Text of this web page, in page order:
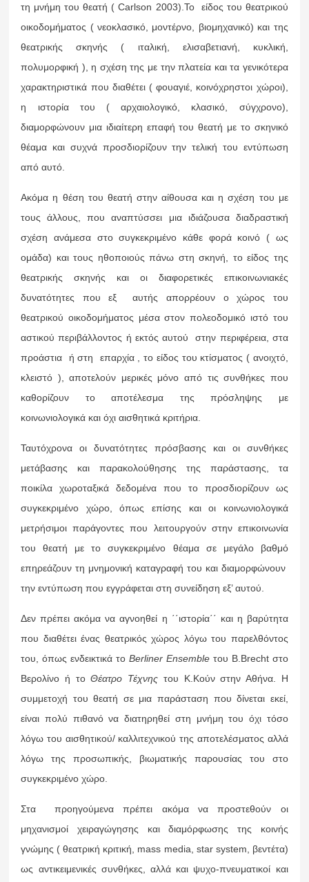
τη μνήμη του θεατή ( Carlson 2003).Το είδος του θεατρικού
οικοδομήματος ( νεοκλασικό, μοντέρνο, βιομηχανικό) και της
θεατρικής σκηνής ( ιταλική, ελισαβετιανή, κυκλική,
πολυμορφική ), η σχέση της με την πλατεία και τα γενικότερα
χαρακτηριστικά που διαθέτει ( φουαγιέ, κοινόχρηστοι χώροι),
η ιστορία του ( αρχαιολογικό, κλασικό, σύγχρονο),
διαμορφώνουν μια ιδιαίτερη επαφή του θεατή με το σκηνικό
θέαμα και συχνά προσδιορίζουν την τελική του εντύπωση
από αυτό.
Ακόμα η θέση του θεατή στην αίθουσα και η σχέση του με
τους άλλους, που αναπτύσσει μια ιδιάζουσα διαδραστική
σχέση ανάμεσα στο συγκεκριμένο κάθε φορά κοινό ( ως
ομάδα) και τους ηθοποιούς πάνω στη σκηνή, το είδος της
θεατρικής σκηνής και οι διαφορετικές επικοινωνιακές
δυνατότητες που εξ αυτής απορρέουν ο χώρος του
θεατρικού οικοδομήματος μέσα στον πολεοδομικό ιστό του
αστικού περιβάλλοντος ή εκτός αυτού στην περιφέρεια, στα
προάστια ή στη επαρχία , το είδος του κτίσματος ( ανοιχτό,
κλειστό ), αποτελούν μερικές μόνο από τις συνθήκες που
καθορίζουν το αποτέλεσμα της πρόσληψης με
κοινωνιολογικά και όχι αισθητικά κριτήρια.
Ταυτόχρονα οι δυνατότητες πρόσβασης και οι συνθήκες
μετάβασης και παρακολούθησης της παράστασης, τα
ποικίλα χωροταξικά δεδομένα που το προσδιορίζουν ως
συγκεκριμένο χώρο, όπως επίσης και οι κοινωνιολογικά
μετρήσιμοι παράγοντες που λειτουργούν στην επικοινωνία
του θεατή με το συγκεκριμένο θέαμα σε μεγάλο βαθμό
επηρεάζουν τη μνημονική καταγραφή του και διαμορφώνουν
την εντύπωση που εγγράφεται στη συνείδηση εξ’ αυτού.
Δεν πρέπει ακόμα να αγνοηθεί η ΄΄ιστορία΄΄ και η βαρύτητα
που διαθέτει ένας θεατρικός χώρος λόγω του παρελθόντος
του, όπως ενδεικτικά το Berliner Ensembleτου Β.Βrecht στο
Βερολίνο ή τοΘέατρο Τέχνης του Κ.Κούν στην Αθήνα. Η
συμμετοχή του θεατή σε μια παράσταση που δίνεται εκεί,
είναι πολύ πιθανό να διατηρηθεί στη μνήμη του όχι τόσο
λόγω του αισθητικού/ καλλιτεχνικού της αποτελέσματος αλλά
λόγω της προσωπικής, βιωματικής παρουσίας του στο
συγκεκριμένο χώρο.
Στα προηγούμενα πρέπει ακόμα να προστεθούν οι
μηχανισμοί χειραγώγησης και διαμόρφωσης της κοινής
γνώμης ( θεατρική κριτική, mass media, star system, βεντέτα)
ως αντικειμενικές συνθήκες, αλλά και ψυχο-πνευματικοί και